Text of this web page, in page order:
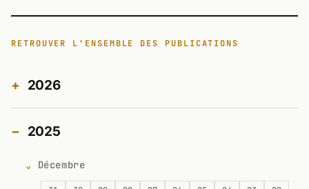
RETROUVER L'ENSEMBLE DES PUBLICATIONS
2026
2025
Décembre